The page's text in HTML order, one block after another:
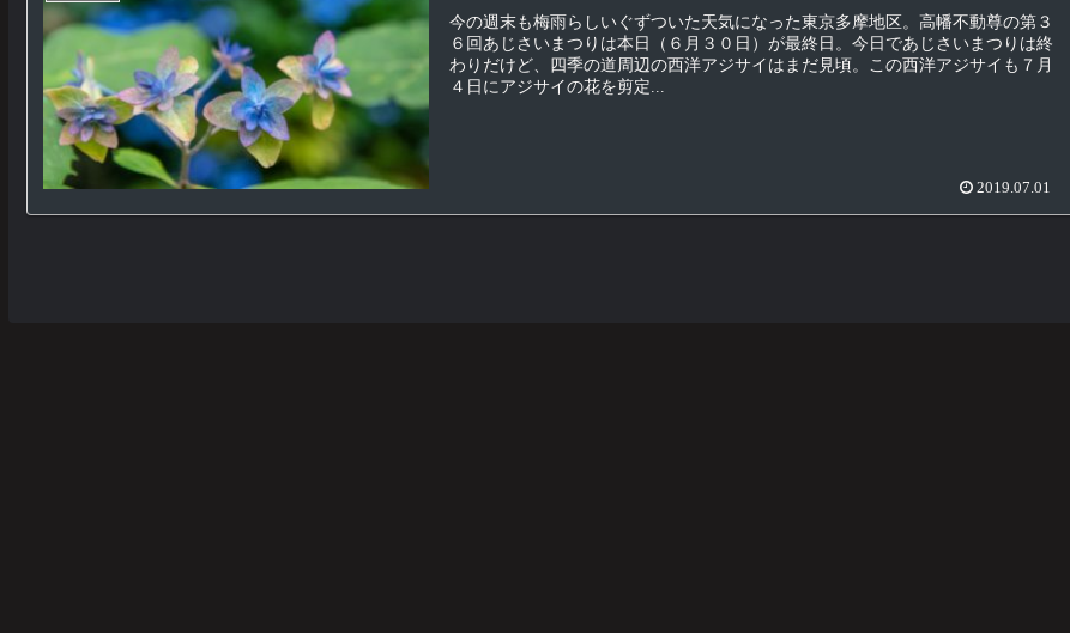
今の週末も梅雨らしいぐずついた天気になった東京多摩地区。高幡不動尊の第３
６回あじさいまつりは本日（６月３０日）が最終日。今日であじさいまつりは終
わりだけど、四季の道周辺の西洋アジサイはまだ見頃。この西洋アジサイも７月
４日にアジサイの花を剪定...
2019.07.01